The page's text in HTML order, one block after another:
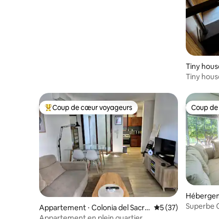
Tiny
Tiny
Coups de cœur voyageurs les plus appréciés
Coup de cœur voyageurs
Appartement ⋅ Colonia del Sacra
mento
Évaluation
5 (37)
Coup
Coup
cramento
Superbe